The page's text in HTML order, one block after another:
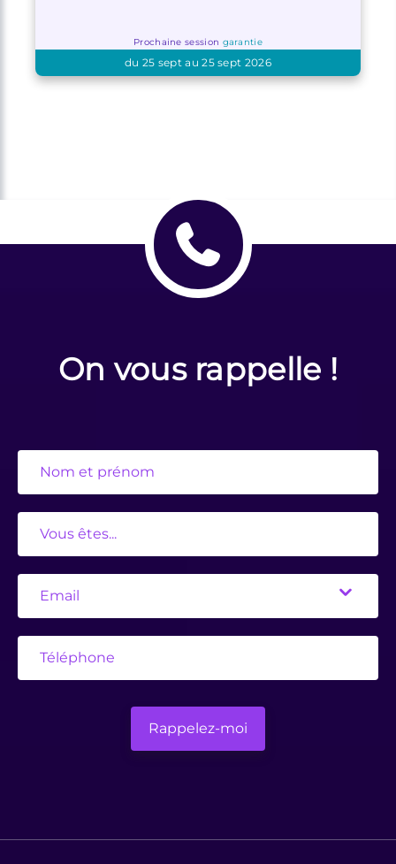
Prochaine session garantie
du 25 sept au 25 sept 2026
On vous rappelle !